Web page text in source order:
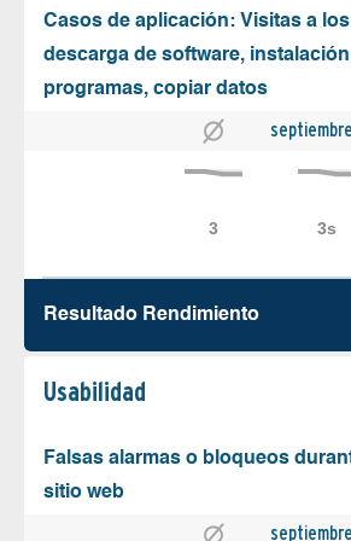
Casos de aplicación: Visitas a
descarga de software,
programas, copiar datos
septiembre
Resultado Rendimiento
Usabilidad
Falsas alarmas o bloqueos
sitio web
septiembre